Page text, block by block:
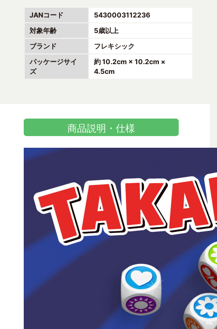
JANコード
5430003112236
対象年齢
5歳以上
ブランド
フレキシック
パッケージサイ
ズ
約 10.2cm × 10.2cm ×
4.5cm
商品説明・仕様